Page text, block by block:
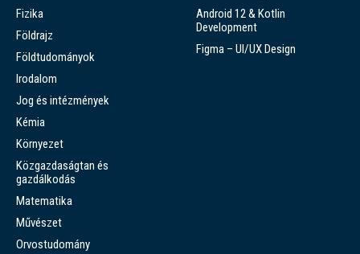
Fizika
Földrajz
Földtudományok
Irodalom
Jog és intézmények
Kémia
Környezet
Közgazdaságtan és
gazdálkodás
Matematika
Művészet
Orvostudomány
Android 12 & Kotlin
Development
Figma – UI/UX Design